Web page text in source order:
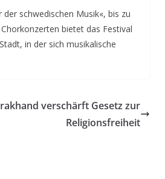
schwedischen Musik«, bis zu
bietet das Festival
in der sich musikalische
verschärft Gesetz zur
Religionsfreiheit